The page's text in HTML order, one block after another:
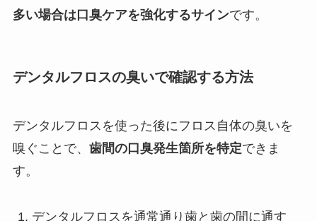
多い場合は口臭ケアを強化するサインです。
デンタルフロスの臭いで確認する方法
デンタルフロスを使った後にフロス自体の臭いを
嗅ぐことで、 歯間の口臭発生箇所を特定できま
す。
デンタルフロスを通常通り歯と歯の間に通す